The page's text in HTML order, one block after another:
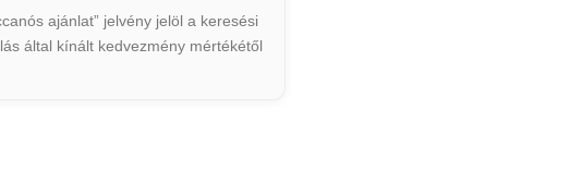
ajánlat” jelvény jelöl a keresési
által kínált kedvezmény mértékétől